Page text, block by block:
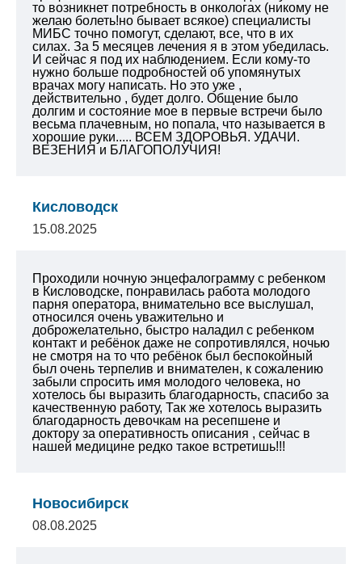
то возникнет потребность в онкологах (никому не
желаю болеть!но бывает всякое) специалисты
МИБС точно помогут, сделают, все, что в их
силах. За 5 месяцев лечения я в этом убедилась.
И сейчас я под их наблюдением. Если кому-то
нужно больше подробностей об упомянутых
врачах могу написать. Но это уже ,
действительно , будет долго. Общение было
долгим и состояние мое в первые встречи было
весьма плачевным, но попала, что называется в
хорошие руки..... ВСЕМ ЗДОРОВЬЯ. УДАЧИ.
ВЕЗЕНИЯ и БЛАГОПОЛУЧИЯ!
Кисловодск
15.08.2025
Проходили ночную энцефалограмму с ребенком
в Кисловодске, понравилась работа молодого
парня оператора, внимательно все выслушал,
относился очень уважительно и
доброжелательно, быстро наладил с ребенком
контакт и ребёнок даже не сопротивлялся, ночью
не смотря на то что ребёнок был беспокойный
был очень терпелив и внимателен, к сожалению
забыли спросить имя молодого человека, но
хотелось бы выразить благодарность, спасибо за
качественную работу, Так же хотелось выразить
благодарность девочкам на ресепшене и
доктору за оперативность описания , сейчас в
нашей медицине редко такое встретишь!!!
Новосибирск
08.08.2025